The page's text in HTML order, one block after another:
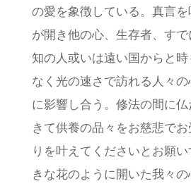
の愛を象徴している。真言
が開き他の心、生存者、す
知の人或いは遠い国からと
なく光の速さで訪れる人々
に影響し合う。修法の間に
きて供養の品々をお慈悲で
りを叶えてくださいとお願
きな花のように開いた我々